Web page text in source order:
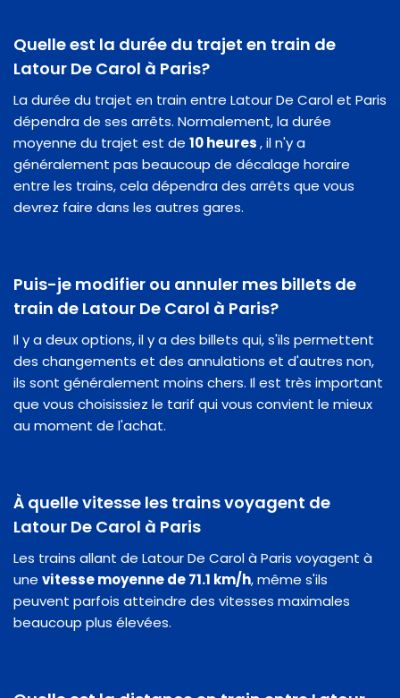
Quelle est la durée du trajet en train de
Latour De Carol à Paris?
La durée du trajet en train entre Latour De Carol et Paris
dépendra de ses arrêts. Normalement, la durée
moyenne du trajet est de 10 heures, il n'y a
généralement pas beaucoup de décalage horaire
entre les trains, cela dépendra des arrêts que vous
devrez faire dans les autres gares.
Puis-je modifier ou annuler mes billets de
train de Latour De Carol à Paris?
Il y a deux options, il y a des billets qui, s'ils permettent
des changements et des annulations et d'autres non,
ils sont généralement moins chers. Il est très important
que vous choisissiez le tarif qui vous convient le mieux
au moment de l'achat.
À quelle vitesse les trains voyagent de
Latour De Carol à Paris
Les trains allant de Latour De Carol à Paris voyagent à
une vitesse moyenne de 71.1 km/h, même s'ils
peuvent parfois atteindre des vitesses maximales
beaucoup plus élevées.